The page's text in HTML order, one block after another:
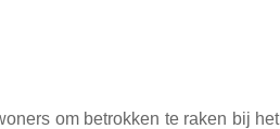
om betrokken te raken bij het